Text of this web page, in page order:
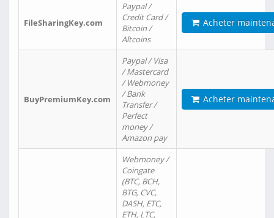
FileSharingKey.com
Paypal /
Credit Card /
Bitcoin /
Altcoins
Acheter
BuyPremiumKey.com
Paypal / Visa
/ Mastercard
/ Webmoney
/ Bank
Transfer /
Perfect
money /
Amazon pay
Acheter
Webmoney /
Coingate
(BTC, BCH,
BTG, CVC,
DASH, ETC,
ETH, LTC,